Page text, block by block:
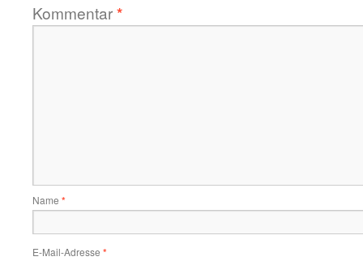
Kommentar*
Name *
E-Mail-Adresse *